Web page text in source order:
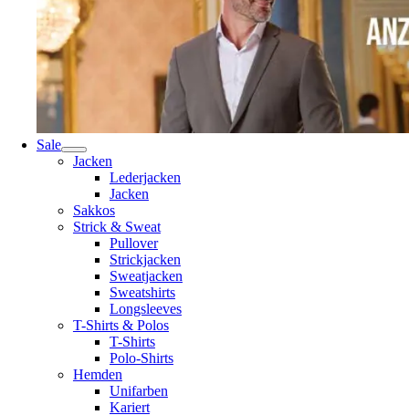
Sale
Jacken
Lederjacken
Jacken
Sakkos
Strick & Sweat
Pullover
Strickjacken
Sweatjacken
Sweatshirts
Longsleeves
T-Shirts & Polos
T-Shirts
Polo-Shirts
Hemden
Unifarben
Kariert